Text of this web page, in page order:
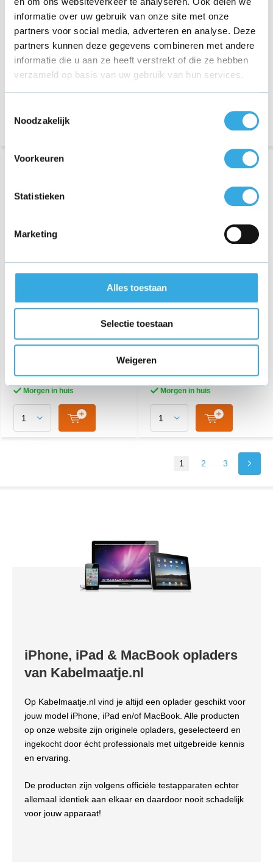
informatie over uw gebruik van onze site met onze
partners voor social media, adverteren en analyse. Deze
partners kunnen deze gegevens combineren met andere
informatie die u aan ze heeft verstrekt of die ze hebben
verzameld op basis van uw gebruik van hun services.
Noodzakelijk
Voorkeuren
Statistieken
Marketing
Alles toestaan
Selectie toestaan
Weigeren
van Kabelmaatje
€ 29,95
144 reviews
MagSafe 1
45 Watt
van Kabelmaatje
€ 39,95
84 reviews
Aansluiting:
MagSafe 1
Oplader geschikt voor
A1260 | A1286 en A1297
Adapter 85 watt van
Kabelmaatje
96 reviews
Vermogen:
Morgen in huis
Oplader geschikt voor
MacBook Air 45W - A1436
MacBook Air 11”/13”
Adapter 45 watt van
Kabelmaatje
€ 39,95
128 reviews
Aansluiting:
Morgen in huis
1 2 3
iPhone, iPad & MacBook opladers
van Kabelmaatje.nl
Op Kabelmaatje.nl vind je altijd een oplader geschikt voor
jouw model iPhone, iPad en/of MacBook. Alle producten
op onze website zijn originele opladers, geselecteerd en
ingekocht door écht professionals met uitgebreide kennis
en ervaring.
De producten zijn volgens officiële testapparaten echter
allemaal identiek aan elkaar en daardoor nooit schadelijk
voor jouw apparaat!